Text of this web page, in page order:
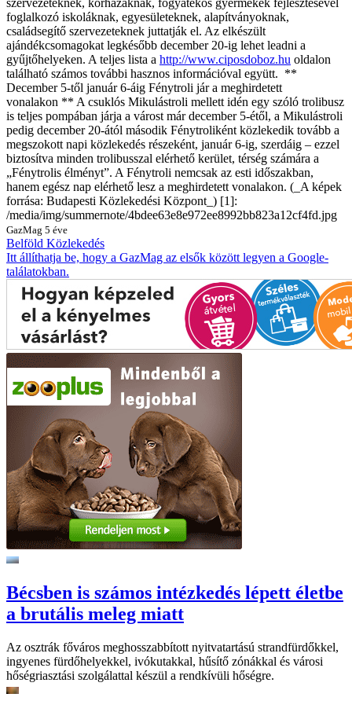
szervezeteknek, kórházaknak, fogyatékos gyermekek fejlesztésével
foglalkozó iskoláknak, egyesületeknek, alapítványoknak,
családsegítő szervezeteknek juttatják el. Az elkészült
ajándékcsomagokat legkésőbb december 20-ig lehet leadni a
gyűjtőhelyeken. A teljes lista a http://www.ciposdoboz.hu oldalon
található számos további hasznos információval együtt. **
December 5-től január 6-áig Fénytroli jár a meghirdetett
vonalakon ** A csuklós Mikulástroli mellett idén egy szóló trolibusz
is teljes pompában járja a várost már december 5-étől, a Mikulástroli
pedig december 20-ától második Fénytroliként közlekedik tovább a
megszokott napi közlekedés részeként, január 6-ig, szerdáig – ezzel
biztosítva minden trolibusszal elérhető kerület, térség számára a
„Fénytrolis élményt”. A Fénytroli nemcsak az esti időszakban,
hanem egész nap elérhető lesz a meghirdetett vonalakon. (_A képek
forrása: Budapesti Közlekedési Központ_) [1]:
/media/img/summernote/4bdee63e8e972ee8992bb823a12cf4fd.jpg
GazMag 5 éve
Belföld Közlekedés
Itt állíthatja be, hogy a GazMag az elsők között legyen a Google-
találatokban.
Bécsben is számos intézkedés lépett életbe
a brutális meleg miatt
Az osztrák főváros meghosszabbított nyitvatartású strandfürdőkkel,
ingyenes fürdőhelyekkel, ivókutakkal, hűsítő zónákkal és városi
hőségriasztási szolgálattal készül a rendkívüli hőségre.